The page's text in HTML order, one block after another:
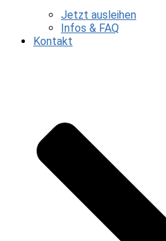
Jetzt ausleihen
Infos & FAQ
Kontakt